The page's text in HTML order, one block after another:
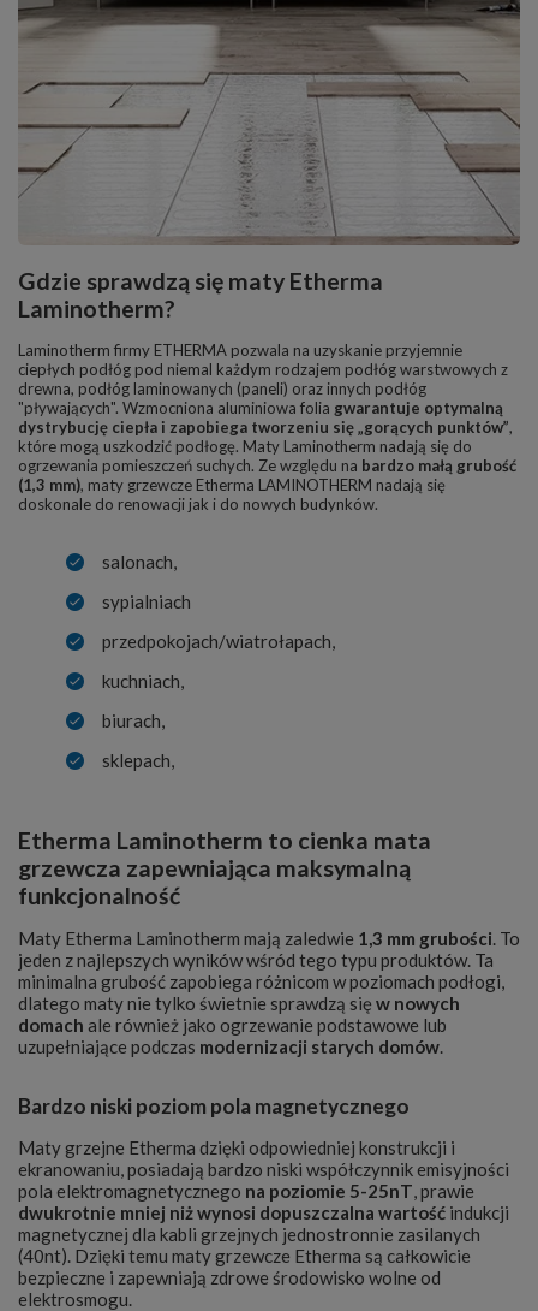
Gdzie sprawdzą się maty Etherma
Laminotherm?
Laminotherm firmy ETHERMA pozwala na uzyskanie przyjemnie
ciepłych podłóg pod niemal każdym rodzajem podłóg warstwowych z
drewna, podłóg laminowanych (paneli) oraz innych podłóg
"pływających". Wzmocniona aluminiowa folia gwarantuje optymalną
dystrybucję ciepła i zapobiega tworzeniu się „gorących punktów”,
które mogą uszkodzić podłogę. Maty Laminotherm nadają się do
ogrzewania pomieszczeń suchych. Ze względu na bardzo małą grubość
(1,3 mm), maty grzewcze Etherma LAMINOTHERM nadają się
doskonale do renowacji jak i do nowych budynków.
salonach,
sypialniach
przedpokojach/wiatrołapach,
kuchniach,
biurach,
sklepach,
Etherma Laminotherm to cienka mata
grzewcza zapewniająca maksymalną
funkcjonalność
Maty Etherma Laminotherm mają zaledwie 1,3 mm grubości . To
jeden z najlepszych wyników wśród tego typu produktów. Ta
minimalna grubość zapobiega różnicom w poziomach podłogi,
dlatego maty nie tylko świetnie sprawdzą się w nowych
domach ale również jako ogrzewanie podstawowe lub
uzupełniające podczas modernizacji starych domów
Bardzo niski poziom pola magnetycznego
Maty grzejne Etherma dzięki odpowiedniej konstrukcji i
ekranowaniu, posiadają bardzo niski współczynnik emisyjności
pola elektromagnetycznego na poziomie 5-25nT , prawie
dwukrotnie mniej niż wynosi dopuszczalna wartość indukcji
magnetycznej dla kabli grzejnych jednostronnie zasilanych
(40nt). Dzięki temu maty grzewcze Etherma są całkowicie
bezpieczne i zapewniają zdrowe środowisko wolne od
elektrosmogu.